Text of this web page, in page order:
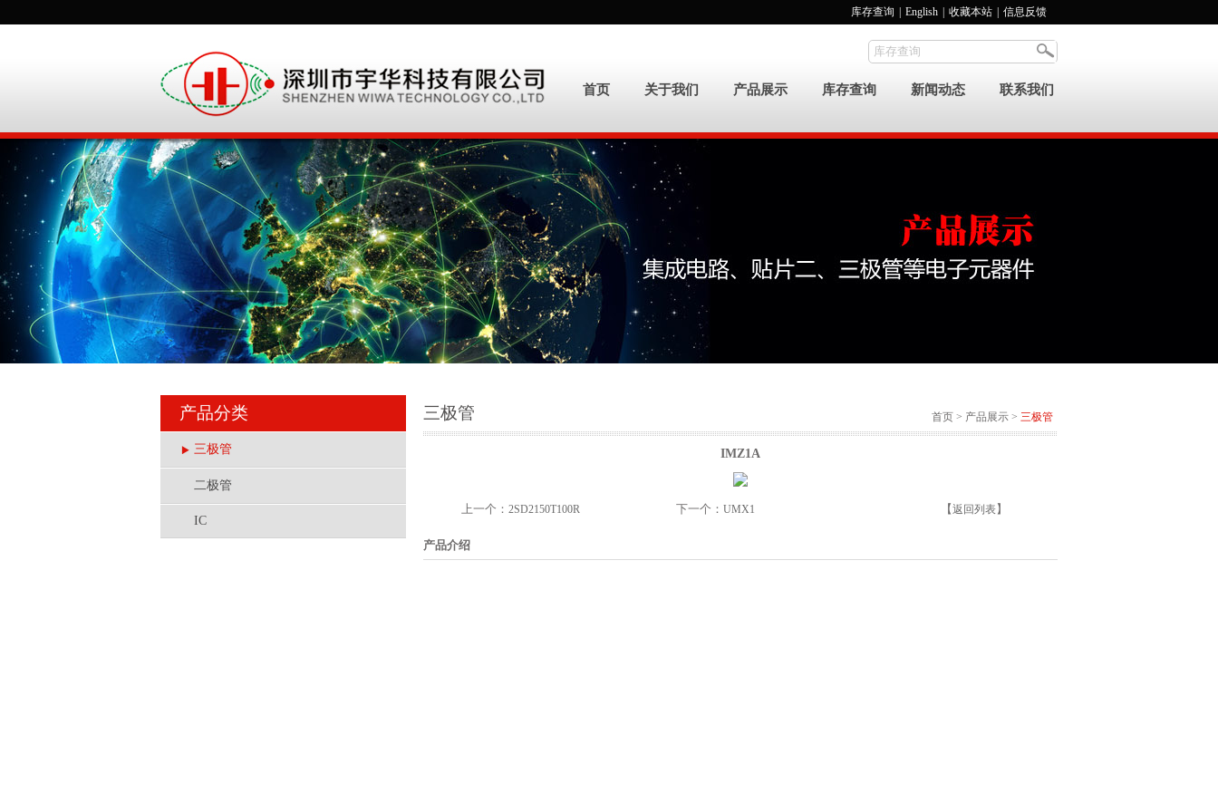
库存查询 English 收藏本站 信息反馈
首页 关于我们 产品展示 库存查询 新闻动态 联系我们
产品分类
三极管
二极管
IC
三极管 首页 > 产品展示 > 三极管
IMZ1A
上一个： 2SD2150T100R 下一个： UMX1 【返回列表】
产品介绍